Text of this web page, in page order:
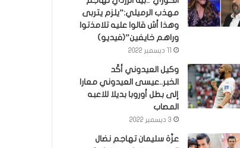
مهذب الرميلي:”يلزم يتربى
وهذا أش قالوا عليه تلامذتوا
وراهم خايفين”(فيديو)
وكيل العيدوني أكّد
الخبر..عيسى العيدوني معارا
إلى بطل أوروبا بديلا للاعبه
المصاب
3 ديسمبر 2022
عزّة سليمان تهاجم نضال